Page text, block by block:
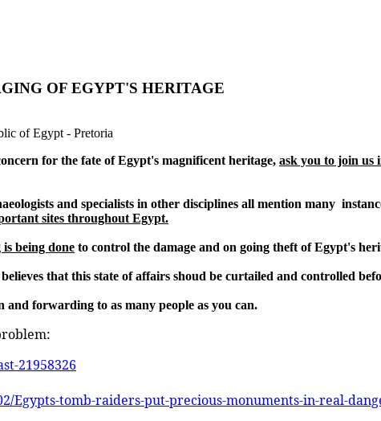
OF EGYPT'S HERITAGE
of Egypt - Pretoria
for the fate of Egypt's magnificent heritage, ask you to join us
and specialists in other disciplines all mention many
sites throughout Egypt.
being done to control the damage and on going theft of Egypt's
that this state of affairs shoud be curtailed and controlled
forwarding to as many people as you can.
21958326
Egypts-tomb-raiders-put-precious-monuments-in-real-